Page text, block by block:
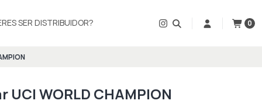
SER DISTRIBUIDOR? 0
WORLD CHAMPION